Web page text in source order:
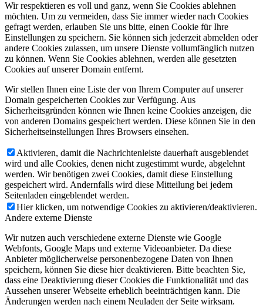
Wir respektieren es voll und ganz, wenn Sie Cookies ablehnen
möchten. Um zu vermeiden, dass Sie immer wieder nach Cookies
gefragt werden, erlauben Sie uns bitte, einen Cookie für Ihre
Einstellungen zu speichern. Sie können sich jederzeit abmelden oder
andere Cookies zulassen, um unsere Dienste vollumfänglich nutzen
zu können. Wenn Sie Cookies ablehnen, werden alle gesetzten
Cookies auf unserer Domain entfernt.
Wir stellen Ihnen eine Liste der von Ihrem Computer auf unserer
Domain gespeicherten Cookies zur Verfügung. Aus
Sicherheitsgründen können wie Ihnen keine Cookies anzeigen, die
von anderen Domains gespeichert werden. Diese können Sie in den
Sicherheitseinstellungen Ihres Browsers einsehen.
Aktivieren, damit die Nachrichtenleiste dauerhaft ausgeblendet
wird und alle Cookies, denen nicht zugestimmt wurde, abgelehnt
werden. Wir benötigen zwei Cookies, damit diese Einstellung
gespeichert wird. Andernfalls wird diese Mitteilung bei jedem
Seitenladen eingeblendet werden.
Hier klicken, um notwendige Cookies zu aktivieren/deaktivieren.
Andere externe Dienste
Wir nutzen auch verschiedene externe Dienste wie Google
Webfonts, Google Maps und externe Videoanbieter. Da diese
Anbieter möglicherweise personenbezogene Daten von Ihnen
speichern, können Sie diese hier deaktivieren. Bitte beachten Sie,
dass eine Deaktivierung dieser Cookies die Funktionalität und das
Aussehen unserer Webseite erheblich beeinträchtigen kann. Die
Änderungen werden nach einem Neuladen der Seite wirksam.